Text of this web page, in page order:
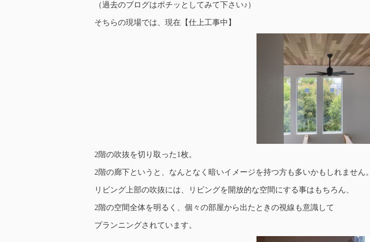
（過去のブログはポチッとしてみて下さい♪）
そちらの現場では、現在【仕上工事中】
2階の吹抜を切り取った1枚。
2階の廊下というと、なんとなく暗いイメージを持つ方も多いかもしれません。
リビング上部の吹抜には、リビングを開放的な空間にする事はもちろん、
2階の空間全体を明るく、個々の部屋から出たときの視線も意識して
プランニングされています。